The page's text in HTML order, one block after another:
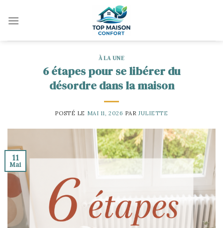
À LA UNE
6 étapes pour se libérer du
désordre dans la maison
POSTÉ LE MAI 11, 2026 PARJULIETTE
11
Mai